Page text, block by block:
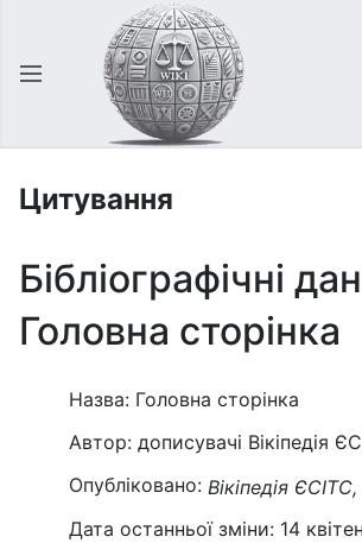
Відкрити головне меню
Цитування
Бібліографічні
Головна сторінка
Назва: Головна сторінка
Автор: дописувачі Вікіпедія
Опубліковано: Вікіпедія ЄСІТС,
Дата останньої зміни: 14